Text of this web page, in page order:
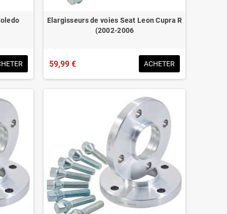
Elargisseurs de voies Seat Leon Cupra R
(2002-2006
59,99 € ACHETER